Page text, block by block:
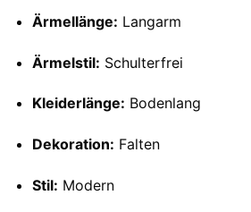
Ärmellänge: Langarm
Ärmelstil: Schulterfrei
Kleiderlänge: Bodenlang
Dekoration: Falten
Stil: Modern